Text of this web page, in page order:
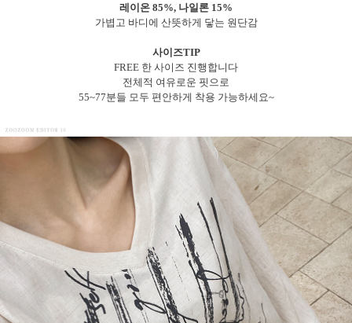
레이온 85%, 나일론 15%
가볍고 바디에 산뜻하게 닿는 원단감
사이즈TIP
FREE 한 사이즈 진행합니다
전체적 여유로운 핏으로
55~77분들 모두 편안하게 착용 가능하세요~